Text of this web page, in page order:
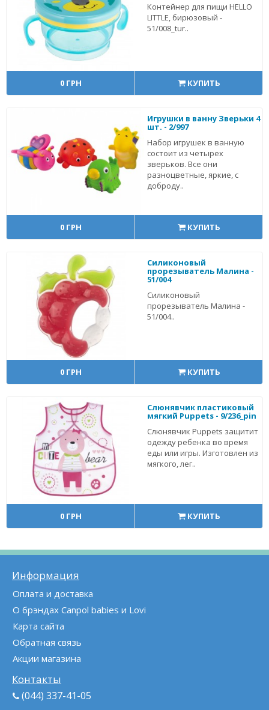
Контейнер для пищи HELLO
LITTLE, бирюзовый -
51/008_tur..
0 ГРН КУПИТЬ
Игрушки в ванну Зверьки 4
шт. - 2/997
Набор игрушек в ванную
состоит из четырех
зверьков. Все они
разноцветные, яркие, с
доброду..
0 ГРН КУПИТЬ
Силиконовый
прорезыватель Малина -
51/004
Силиконовый
прорезыватель Малина -
51/004..
0 ГРН КУПИТЬ
Слюнявчик пластиковый
мягкий Puppets - 9/236_pin
Слюнявчик Puppets защитит
одежду ребенка во время
еды или игры. Изготовлен из
мягкого, лег..
0 ГРН КУПИТЬ
Информация
Оплата и доставка
О брэндах Canpol babies и Lovi
Карта сайта
Обратная связь
Акции магазина
Контакты
(044) 337-41-05